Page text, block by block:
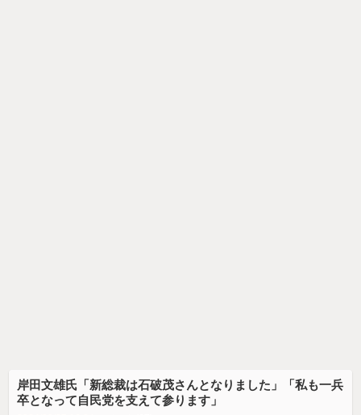
岸田文雄氏「新総裁は石破茂さんとなりました」「私も一兵
卒となって自民党を支えて参ります」